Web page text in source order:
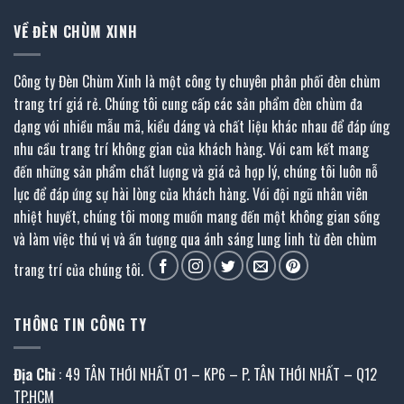
VỀ ĐÈN CHÙM XINH
Công ty Đèn Chùm Xinh là một công ty chuyên phân phối đèn chùm
trang trí giá rẻ. Chúng tôi cung cấp các sản phẩm đèn chùm đa
dạng với nhiều mẫu mã, kiểu dáng và chất liệu khác nhau để đáp ứng
nhu cầu trang trí không gian của khách hàng. Với cam kết mang
đến những sản phẩm chất lượng và giá cả hợp lý, chúng tôi luôn nỗ
lực để đáp ứng sự hài lòng của khách hàng. Với đội ngũ nhân viên
nhiệt huyết, chúng tôi mong muốn mang đến một không gian sống
và làm việc thú vị và ấn tượng qua ánh sáng lung linh từ đèn chùm
trang trí của chúng tôi.
THÔNG TIN CÔNG TY
Địa Chỉ : 49 TÂN THỚI NHẤT 01 – KP6 – P. TÂN THỚI NHẤT – Q12
TP.HCM